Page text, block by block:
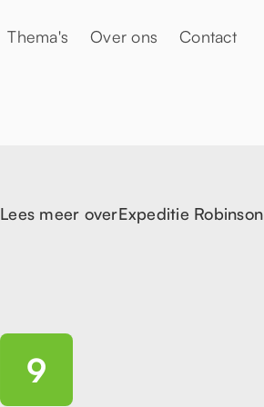
Thema's Over ons Contact
Lees meer overExpeditie Robinson
9